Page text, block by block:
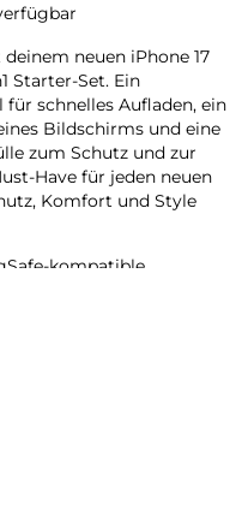
neuen iPhone 17
Starter-Set. Ein
schnelles Aufladen, ein
Bildschirms und eine
zum Schutz und zur
Have für jeden neuen
Komfort und Style
kompatible
eine optimale
eine mühelose
Laden.
iPhone 17 schnell und
Ports mit Power Delivery
bestens versorgt.
Rundumschutz